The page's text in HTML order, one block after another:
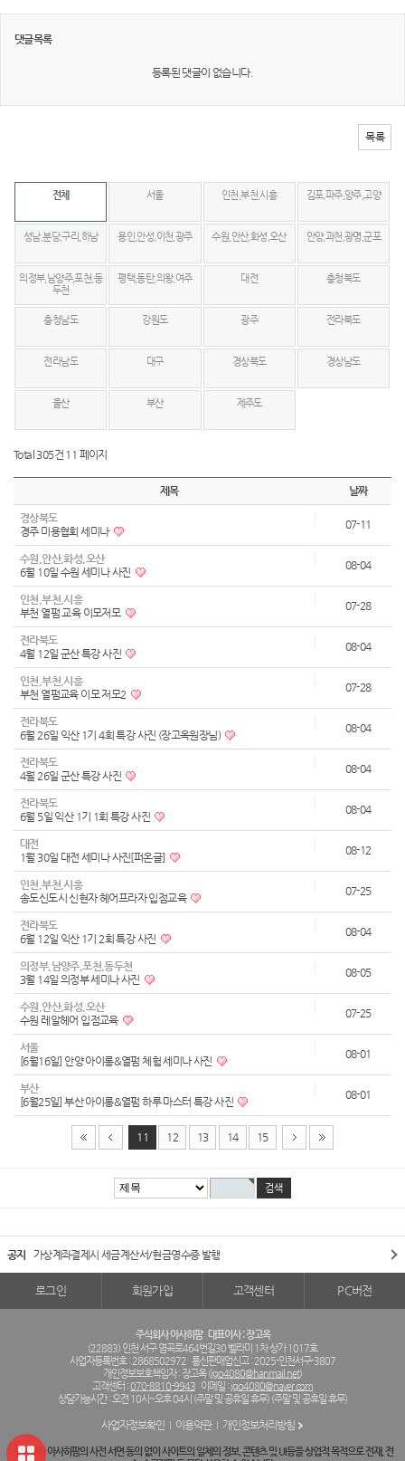
댓글목록
등록된 댓글이 없습니다.
목록
전체 서울 인천,부천,시흥 김포,파주,양주,고양
성남,분당,구리,하남 용인,안성,이천,광주 수원,안산,화성,오산 안양,과천,광명,군포
의정부,남양주,포천,동
두천
평택,동탄,의왕,여주 대전 충청북도
충청남도 강원도 광주 전라북도
전라남도 대구 경상북도 경상남도
울산 부산 제주도
Total 305건 11 페이지
제목 날짜
경상북도
경주 미용협회 세미나
07-11
수원,안산,화성,오산
6월 10일 수원 세미나 사진
08-04
인천,부천,시흥
부천 열펌 교육 이모저모
07-28
전라북도
4월 12일 군산 특강 사진
08-04
인천,부천,시흥
부천 열펌교육 이모 저모2
07-28
전라북도
6월 26일 익산 1기 4회 특강 사진 (장고옥원장님)
08-04
전라북도
4월 26일 군산 특강 사진
08-04
전라북도
6월 5일 익산 1기 1회 특강 사진
08-04
대전
1월 30일 대전 세미나 사진[퍼온글]
08-12
인천,부천,시흥
송도신도시 신현자 헤어프라자 입점교육
07-25
전라북도
6월 12일 익산 1기 2회 특강 사진
08-04
의정부,남양주,포천,동두천
3월 14일 의정부 세미나 사진
08-05
수원,안산,화성,오산
수원 레알헤어 입점교육
07-25
서울
[6월16일] 안양 아이롱&열펌 체험 세미나 사진
08-01
부산
[6월25일] 부산 아이롱&열펌 하루 마스터 특강 사진
08-01
11 12 13 14 15
공지 가상계좌결제시 세금계산서/현금영수증 발행
로그인 회원가입 고객센터 PC버전
주식회사 아사히팜 대표이사 : 장고옥
(22883) 인천 서구 염곡로464번길30 벨라미 1차 상가 1017호
사업자등록번호 : 2868502972 통신판매업신고 : 2025-인천서구-3807
개인정보보호책임자 : 장고옥 (jgo4080@hanmail.net)
고객센터 :070-8810-9943 이메일 : jgo4080@naver.com
상담가능시간 : 오전 10시~오후 04시 (주말 및 공휴일 휴무) (주말 및 공휴일 휴무)
사업자정보확인 이용약관 개인정보처리방침
주식회사 아사히팜의 사전 서면 동의 없이 사이트의 일체의 정보, 콘텐츠 및 UI등을 상업적 목적으로 전재, 전